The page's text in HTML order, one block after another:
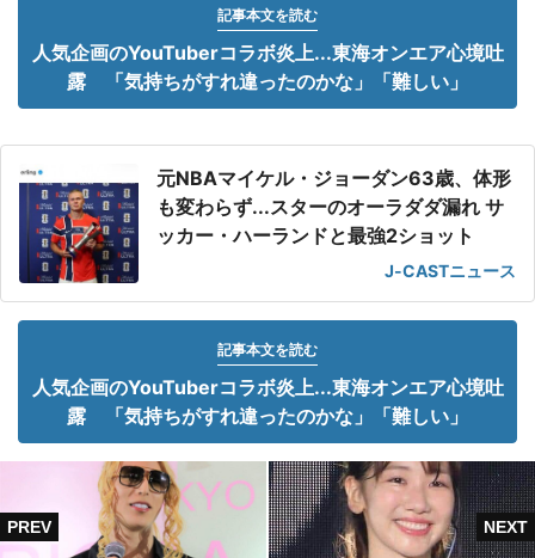
記事本文を読む
人気企画のYouTuberコラボ炎上...東海オンエア心境吐
露 「気持ちがすれ違ったのかな」「難しい」
元NBAマイケル・ジョーダン63歳、体形
も変わらず...スターのオーラダダ漏れ サ
ッカー・ハーランドと最強2ショット
J-CASTニュース
記事本文を読む
人気企画のYouTuberコラボ炎上...東海オンエア心境吐
露 「気持ちがすれ違ったのかな」「難しい」